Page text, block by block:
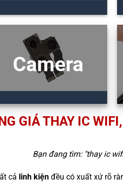
Camera
GIÁ THAY IC
Bạn đang tìm: "thay ic
cả linh kiệnđều có xuất xứ rõ